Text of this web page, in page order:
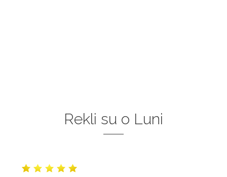
Rekli su o Luni